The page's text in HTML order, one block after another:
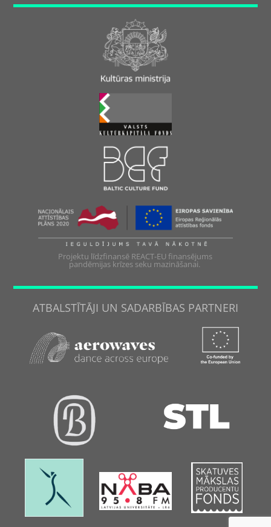
Projektu līdzfinansē REACT-EU finansējums
pandēmijas krīzes seku mazināšanai.
ATBALSTĪTĀJI UN SADARBĪBAS PARTNERI